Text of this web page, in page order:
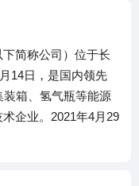
简称公司）位于长
14日，是国内领先
箱、氢气瓶等能源
企业。2021年4月29
称：致远新能，股